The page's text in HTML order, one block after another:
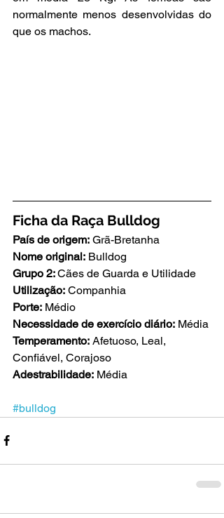
normalmente menos desenvolvidas do
que os machos.
Ficha da Raça Bulldog
País de origem: Grã-Bretanha
Nome original: Bulldog
Grupo 2: Cães de Guarda e Utilidade
Utilização: Companhia
Porte: Médio
Necessidade de exercício diário: Média
Temperamento: Afetuoso, Leal,
Confiável, Corajoso
Adestrabilidade: Média
#bulldog